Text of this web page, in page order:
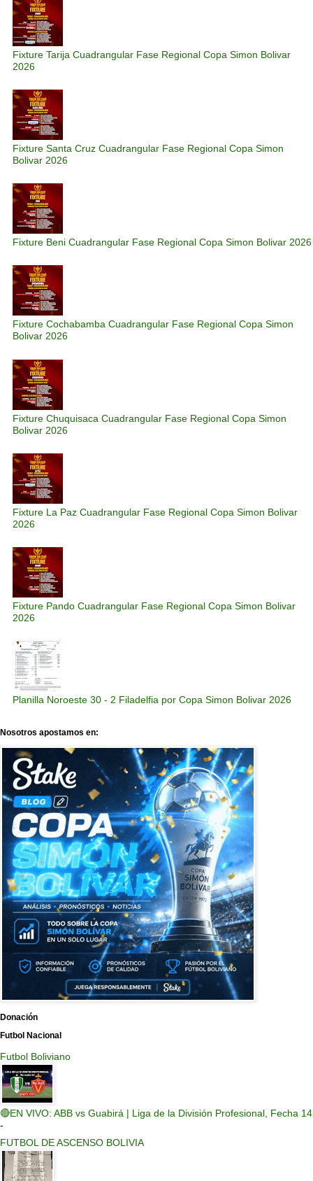
Fixture Tarija Cuadrangular Fase Regional Copa Simon Bolivar
2026
Fixture Santa Cruz Cuadrangular Fase Regional Copa Simon
Bolivar 2026
Fixture Beni Cuadrangular Fase Regional Copa Simon Bolivar 2026
Fixture Cochabamba Cuadrangular Fase Regional Copa Simon
Bolivar 2026
Fixture Chuquisaca Cuadrangular Fase Regional Copa Simon
Bolivar 2026
Fixture La Paz Cuadrangular Fase Regional Copa Simon Bolivar
2026
Fixture Pando Cuadrangular Fase Regional Copa Simon Bolivar
2026
Planilla Noroeste 30 - 2 Filadelfia por Copa Simon Bolivar 2026
Nosotros apostamos en:
Donación
Futbol Nacional
Futbol Boliviano
🔴EN VIVO: ABB vs Guabirá | Liga de la División Profesional, Fecha 14
-
FUTBOL DE ASCENSO BOLIVIA